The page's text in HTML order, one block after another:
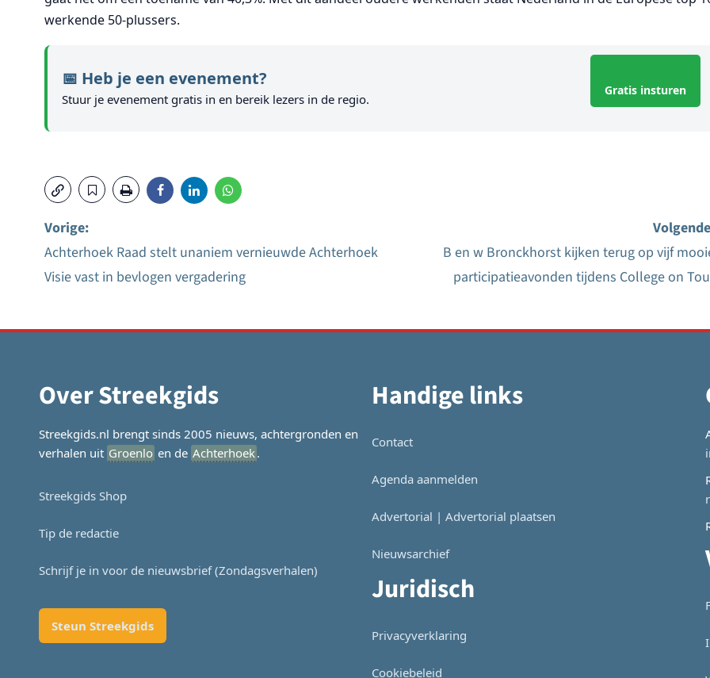
werkende 50-plussers.
📅 Heb je een evenement?
Stuur je evenement gratis in en bereik lezers in de regio.
Gratis insturen
Bericht
Vorige:
Achterhoek Raad stelt unaniem vernieuwde Achterhoek
Visie vast in bevlogen vergadering
B en w Bronckhorst kijken terug op vijf
participatieavonden tijdens College on
Over Streekgids
Streekgids.nl brengt sinds 2005 nieuws, achtergronden en
verhalen uit Groenlo en de Achterhoek.
Streekgids Shop
Tip de redactie
Schrijf je in voor de nieuwsbrief (Zondagsverhalen)
Steun Streekgids
Handige links
Contact
Agenda aanmelden
Advertorial | Advertorial plaatsen
Nieuwsarchief
Juridisch
Privacyverklaring
Cookiebeleid